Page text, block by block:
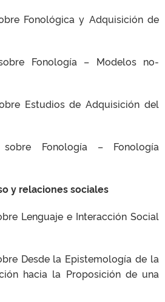
Fonológica y Adquisición de
Fonología – Modelos no-
Estudios de Adquisición del
sobre Fonología – Fonología
y relaciones sociales
Lenguaje e Interacción Social
Desde la Epistemología de la
hacia la Proposición de una